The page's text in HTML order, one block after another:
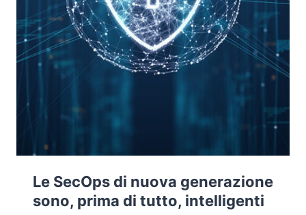
Le SecOps di nuova generazione
sono, prima di tutto, intelligenti